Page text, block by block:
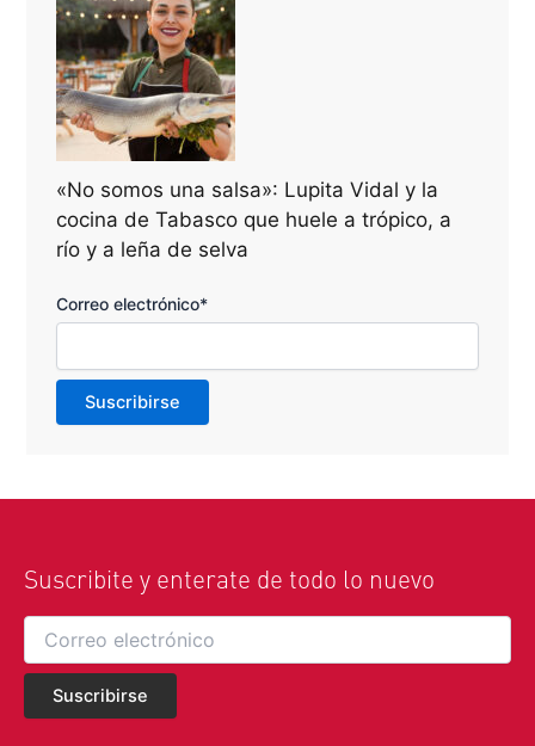
«No somos una salsa»: Lupita Vidal y la
cocina de Tabasco que huele a trópico, a
río y a leña de selva
Correo electrónico*
Suscribite y enterate de todo lo nuevo